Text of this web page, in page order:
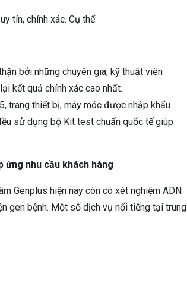
tín, chính xác. Cụ thể:
bởi những chuyên gia, kỹ thuật viên
kết quả chính xác cao nhất.
trang thiết bị, máy móc được nhập khẩu
sử dụng bộ Kit test chuẩn quốc tế giúp
ứng nhu cầu khách hàng
Genplus hiện nay còn có xét nghiệm ADN
gen bệnh. Một số dịch vụ nổi tiếng tại trung